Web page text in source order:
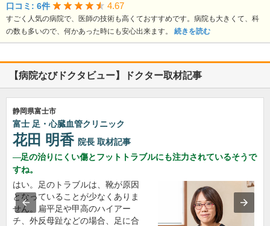
口コミ: 6件 4.67
すごく人気の病院で、医師の技術も高くておすすめです。病院も大きくて、科
の数も多いので、何かあった時にも安心出来ます。 続きを読む
【病院なびドクタビュー】ドクター取材記事
静岡県富士市
富士 足・心臓血管クリニック
花田 明香 院長 取材記事
足の治りにくい傷とフットトラブルにも注力されているそうで
すね。
はい。足のトラブルは、靴が原因
となっていることが少なくありま
せん。扁平足や甲高のハイアー
チ、外反母趾などの場合、足に合